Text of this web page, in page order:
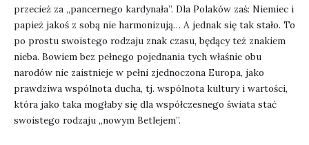
przecież za „pancernego kardynała”. Dla Polaków zaś: Niemiec i
papież jakoś z sobą nie harmonizują… A jednak się tak stało. To
po prostu swoistego rodzaju znak czasu, będący też znakiem
nieba. Bowiem bez pełnego pojednania tych właśnie obu
narodów nie zaistnieje w pełni zjednoczona Europa, jako
prawdziwa wspólnota ducha, tj. wspólnota kultury i wartości,
która jako taka mogłaby się dla współczesnego świata stać
swoistego rodzaju „nowym Betlejem”.